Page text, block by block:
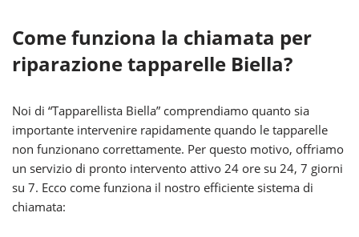
Come funziona la chiamata per
riparazione tapparelle Biella?
Noi di “Tapparellista Biella” comprendiamo quanto sia
importante intervenire rapidamente quando le tapparelle
non funzionano correttamente. Per questo motivo, offriamo
un servizio di pronto intervento attivo 24 ore su 24, 7 giorni
su 7. Ecco come funziona il nostro efficiente sistema di
chiamata: